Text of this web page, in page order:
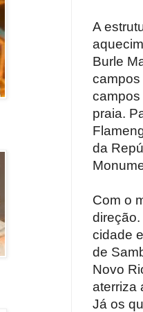
A
Burle
campos
campos
praia.
da
Com o
cidade
de
Novo
aterriza
Já os